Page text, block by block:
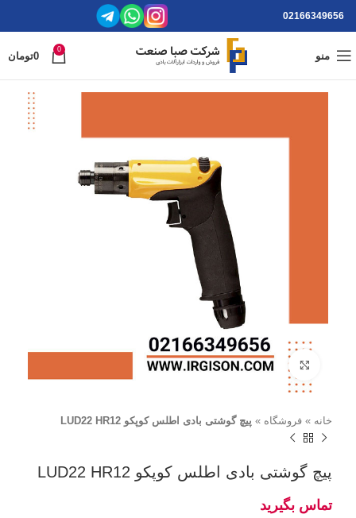
02166349656
منو
0
0تومان
برای بزرگنمایی کلیک کنید
خانه » فروشگاه » پیچ گوشتی بادی اطلس کوپکو LUD22 HR12
پیچ گوشتی بادی اطلس کوپکو LUD22 HR12